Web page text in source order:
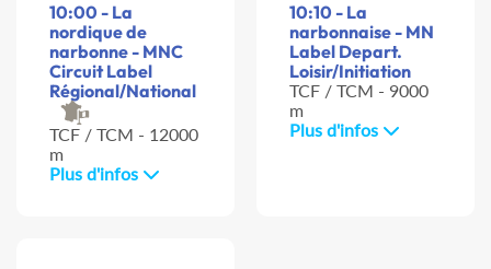
10:00 - La
nordique de
narbonne - MNC
Circuit Label
Régional/National
TCF / TCM - 12000
m
Plus d'infos
10:10 - La
narbonnaise - MN
Label Depart.
Loisir/Initiation
TCF / TCM - 9000
m
Plus d'infos